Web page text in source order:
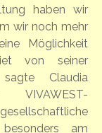
haben wir
wir noch mehr
Möglichkeit
von seiner
Claudia
am